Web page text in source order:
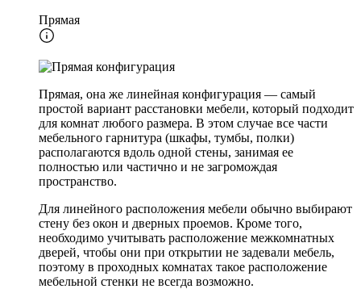
Прямая
Прямая, она же линейная конфигурация — самый
простой вариант расстановки мебели, который подходит
для комнат любого размера. В этом случае все части
мебельного гарнитура (шкафы, тумбы, полки)
располагаются вдоль одной стены, занимая ее
полностью или частично и не загромождая
пространство.
Для линейного расположения мебели обычно выбирают
стену без окон и дверных проемов. Кроме того,
необходимо учитывать расположение межкомнатных
дверей, чтобы они при открытии не задевали мебель,
поэтому в проходных комнатах такое расположение
мебельной стенки не всегда возможно.